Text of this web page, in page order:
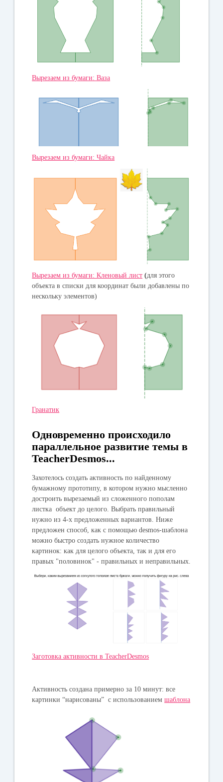
Вырезаем из бумаги: Ваза
Вырезаем из бумаги: Чайка
Вырезаем из бумаги: Кленовый лист (для этого
объекта в списки для координат были добавлены по
нескольку элементов)
Гранатик
Одновременно происходило
параллельное развитие темы в
TeacherDesmos...
Захотелось создать активность по найденному
бумажному прототипу, в котором нужно мысленно
достроить вырезаемый из сложенного пополам
листка объект до целого. Выбрать правильный
нужно из 4-х предложенных вариантов. Ниже
предложен способ, как с помощью desmos-шаблона
можно быстро создать нужное количество
картинок: как для целого объекта, так и для его
правых "половинок" - правильных и неправильных.
Заготовка активности в TeacherDesmos
Активность создана примерно за 10 минут: все
картинки “нарисованы” с использованиемшаблона